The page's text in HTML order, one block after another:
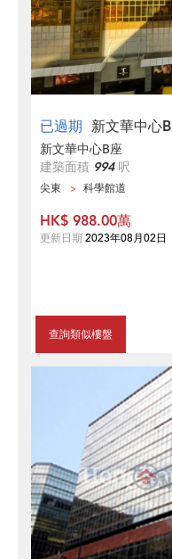
已過期 新文華中心
新文華中心B座
建築面積 994呎
尖東 科學館道
查詢類似樓盤
HK$ 988.00萬
更新日期 2023年08月02日